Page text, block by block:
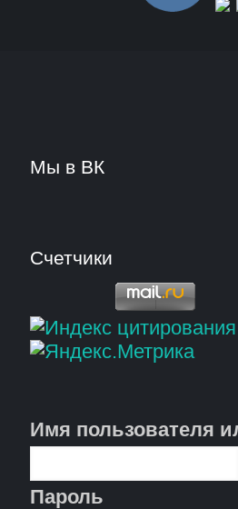
Мы в ВК
Счетчики
Имя пользователя
Пароль